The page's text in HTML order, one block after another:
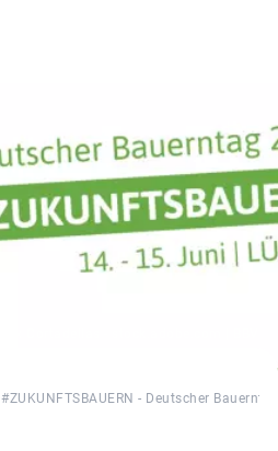
#ZUKUNFTSBAUERN - Deutscher